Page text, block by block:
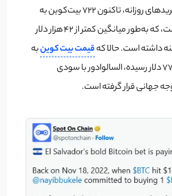
بهره‌برداری کرد. او با خریدهای روزانه، تاکنون ۷۲۲ بیت‌کوین به
ذخایر کشور افزوده است، که به‌طور میانگین کمتر از ۴۲ هزار دلار
داشته است. حالا کهقیمت بیت کوینبه
مرز سقف تاریخی ۷۷۰۰۰ دلار رسیده، السالوادور با سودی
جهانی قرار گرفته است.